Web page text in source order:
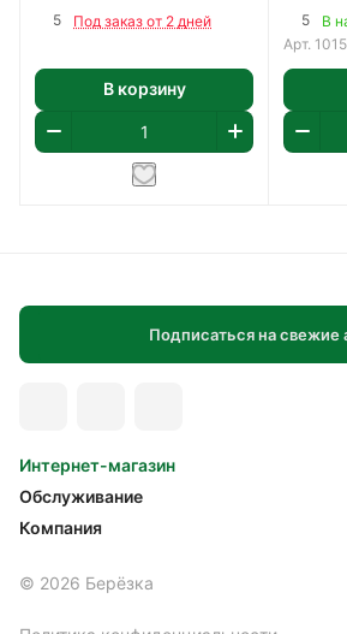
5 Под заказ от 2 дней
В корзину
MAXFlat
5
В
Арт.
Подписаться на свежие
Интернет-магазин
Обслуживание
Компания
© 2026 Берёзка